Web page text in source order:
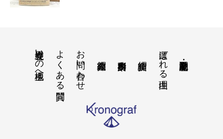
選ばれる理由
お問い合わせ
よくある質問
境界立会いの地主様へ